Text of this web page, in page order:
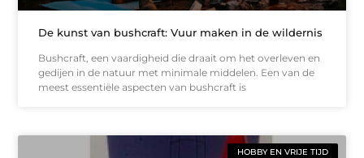
De kunst van bushcraft: Vuur maken in de wildernis
Bushcraft, een vaardigheid die draait om het overleven en
gedijen in de natuur met minimale middelen. Een van de
meest essentiële aspecten van bushcraft is
HOBBY EN VRIJE TIJD